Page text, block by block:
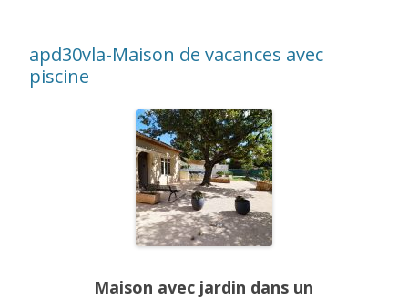
apd30vla-Maison de vacances avec
piscine
Maison avec jardin dans un